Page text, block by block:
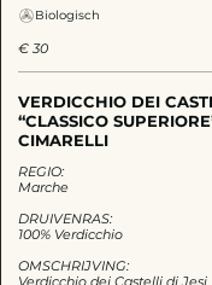
€ 30
Biologisch
VERDICCHIO DEI
“CLASSICO
CIMARELLI
REGIO:
Marche
DRUIVENRAS:
100% Verdicchio
OMSCHRIJVING:
Verdicchio dei Castelli di Jesi